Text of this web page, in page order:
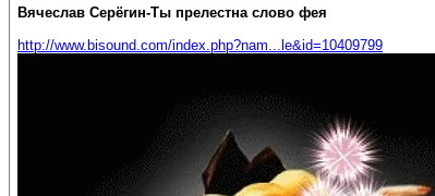
Вячеслав Серёгин-Ты прелестна слово фея
http://www.bisound.com/index.php?nam...le&id=10409799